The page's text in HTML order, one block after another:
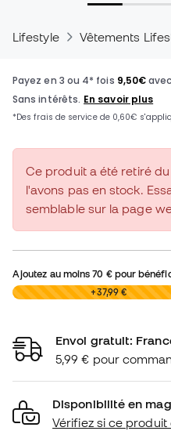
Lifestyle Vêtements
Ce produit a été retiré
l'avons pas en stock.
semblable sur la page
Ajoutez au moins70 €pour
0,00 € +37,99 €
Envoi gratuit:
5,99 € pour
Disponibilité en
Vérifiez si ce